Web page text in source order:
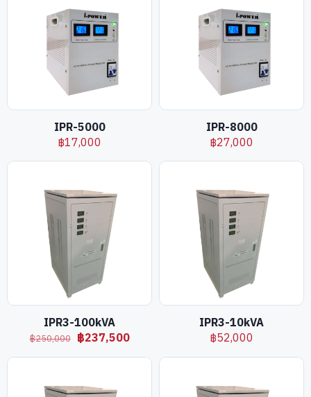
IPR-5000
฿17,000
IPR-8000
฿27,000
IPR3-100kVA
฿250,000
Original
฿237,500Current
IPR3-10kVA
฿52,000